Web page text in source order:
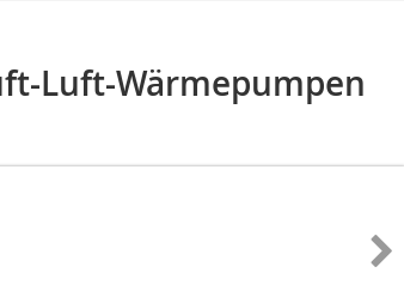
Luft-Wärmepumpen